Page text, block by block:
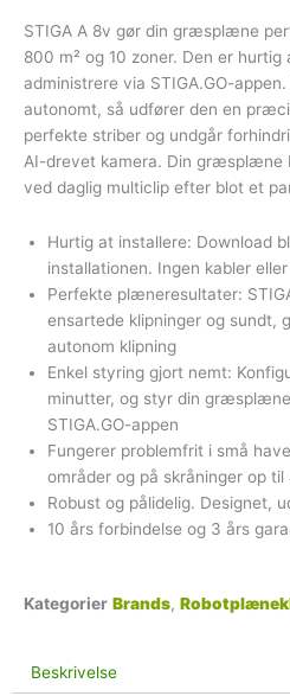
STIGA A 8v gør din græsplæne
800 m² og 10 zoner. Den er
administrere via STIGA.GO-
autonomt, så udfører den en
perfekte striber og undgår
AI-drevet kamera. Din græsplæne
ved daglig multiclip efter blot et
Hurtig at installere: Download
installationen. Ingen kabler
Perfekte plæneresultater:
ensartede klipninger og
autonom klipning
Enkel styring gjort nemt:
minutter, og styr din
STIGA.GO-appen
Fungerer problemfrit i små
områder og på skråninger op til
Robust og pålidelig. Designet,
10 års forbindelse og 3 års
Kategorier Brands,
Beskrivelse